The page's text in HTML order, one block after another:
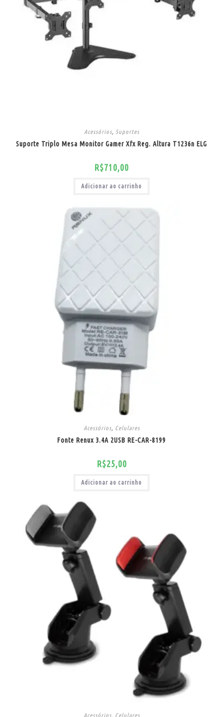
Acessórios, Suportes
Suporte Triplo Mesa Monitor Gamer Xfx Reg. Altura T1236n ELG
R$710,00
Adicionar ao carrinho
Acessórios, Celulares
Fonte Renux 3.4A 2USB RE-CAR-8199
R$25,00
Adicionar ao carrinho
Acessórios, Celulares